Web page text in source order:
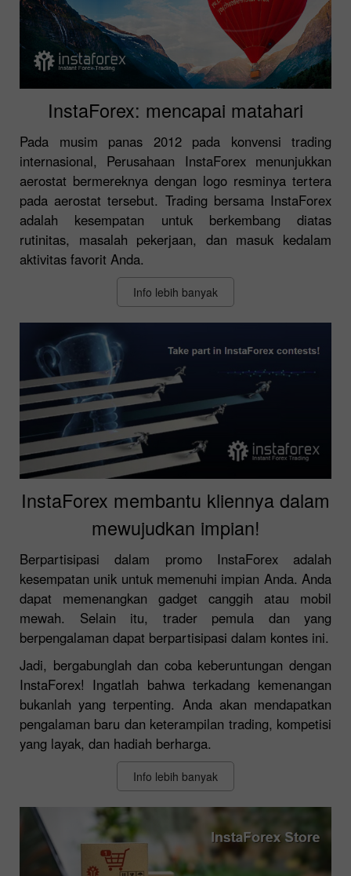
InstaForex: mencapai matahari
Pada musim panas 2012 pada konvensi trading
internasional, Perusahaan InstaForex menunjukkan
aerostat bermereknya dengan logo resminya tertera
pada aerostat tersebut. Trading bersama InstaForex
adalah kesempatan untuk berkembang diatas
rutinitas, masalah pekerjaan, dan masuk kedalam
aktivitas favorit Anda.
Info lebih banyak
InstaForex membantu kliennya dalam
mewujudkan impian!
Berpartisipasi dalam promo InstaForex adalah
kesempatan unik untuk memenuhi impian Anda. Anda
dapat memenangkan gadget canggih atau mobil
mewah. Selain itu, trader pemula dan yang
berpengalaman dapat berpartisipasi dalam kontes ini.
Jadi, bergabunglah dan coba keberuntungan dengan
InstaForex! Ingatlah bahwa terkadang kemenangan
bukanlah yang terpenting. Anda akan mendapatkan
pengalaman baru dan keterampilan trading, kompetisi
yang layak, dan hadiah berharga.
Info lebih banyak